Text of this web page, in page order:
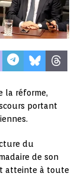
la réforme,
portant
du
de son
atteinte à toute